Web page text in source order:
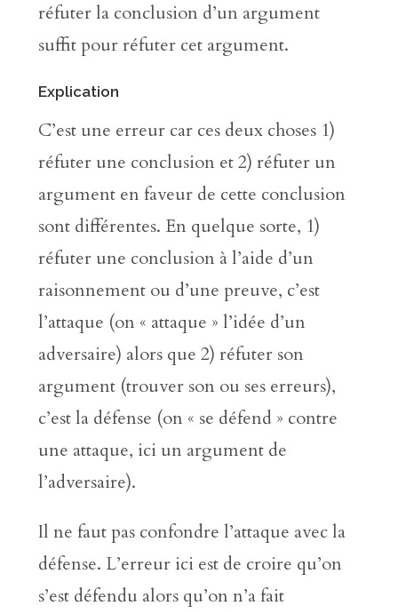
réfuter la conclusion d’un argument
suffit pour réfuter cet argument.
Explication
C’est une erreur car ces deux choses 1)
réfuter une conclusion et 2) réfuter un
argument en faveur de cette conclusion
sont différentes. En quelque sorte, 1)
réfuter une conclusion à l’aide d’un
raisonnement ou d’une preuve, c’est
l’attaque (on « attaque » l’idée d’un
adversaire) alors que 2) réfuter son
argument (trouver son ou ses erreurs),
c’est la défense (on « se défend » contre
une attaque, ici un argument de
l’adversaire).
Il ne faut pas confondre l’attaque avec la
défense. L’erreur ici est de croire qu’on
s’est défendu alors qu’on n’a fait